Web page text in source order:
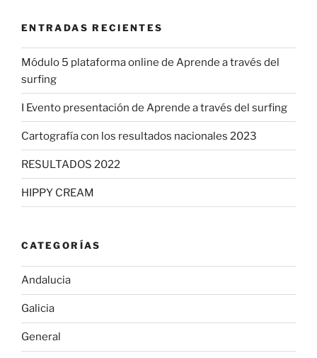
ENTRADAS RECIENTES
Módulo 5 plataforma online de Aprende a través del
surfing
I Evento presentación de Aprende a través del surfing
Cartografía con los resultados nacionales 2023
RESULTADOS 2022
HIPPY CREAM
CATEGORÍAS
Andalucia
Galicia
General